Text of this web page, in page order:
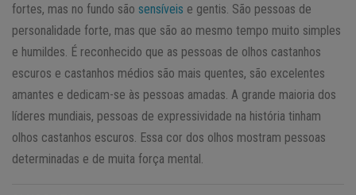
fortes, mas no fundo são sensíveis e gentis. São pessoas de
personalidade forte, mas que são ao mesmo tempo muito simples
e humildes. É reconhecido que as pessoas de olhos castanhos
escuros e castanhos médios são mais quentes, são excelentes
amantes e dedicam-se às pessoas amadas. A grande maioria dos
líderes mundiais, pessoas de expressividade na história tinham
olhos castanhos escuros. Essa cor dos olhos mostram pessoas
determinadas e de muita força mental.